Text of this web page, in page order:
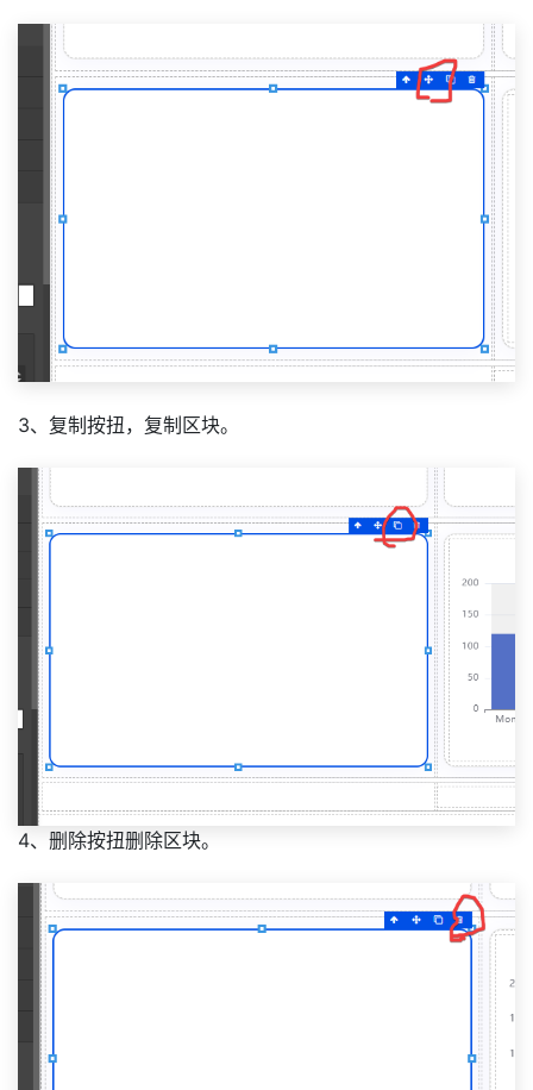
3、复制按扭，复制区块。
4、删除按扭删除区块。